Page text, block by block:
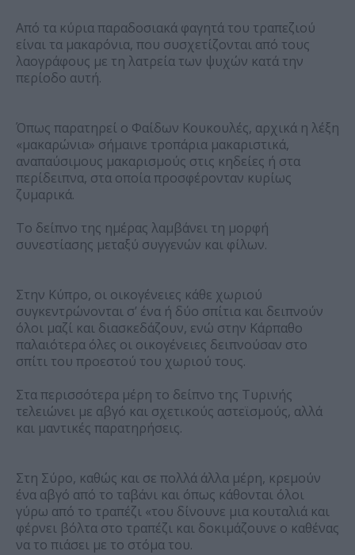
Από τα κύρια παραδοσιακά φαγητά του τραπεζιού
είναι τα μακαρόνια, που συσχετίζονται από τους
λαογράφους με τη λατρεία των ψυχών κατά την
περίοδο αυτή.
Όπως παρατηρεί ο Φαίδων Κουκουλές, αρχικά η λέξη
«μακαρώνια» σήμαινε τροπάρια μακαριστικά,
αναπαύσιμους μακαρισμούς στις κηδείες ή στα
περίδειπνα, στα οποία προσφέρονταν κυρίως
ζυμαρικά.
Το δείπνο της ημέρας λαμβάνει τη μορφή
συνεστίασης μεταξύ συγγενών και φίλων.
Στην Κύπρο, οι οικογένειες κάθε χωριού
συγκεντρώνονται σ’ ένα ή δύο σπίτια και δειπνούν
όλοι μαζί και διασκεδάζουν, ενώ στην Κάρπαθο
παλαιότερα όλες οι οικογένειες δειπνούσαν στο
σπίτι του προεστού του χωριού τους.
Στα περισσότερα μέρη το δείπνο της Τυρινής
τελειώνει με αβγό και σχετικούς αστεϊσμούς, αλλά
και μαντικές παρατηρήσεις.
Στη Σύρο, καθώς και σε πολλά άλλα μέρη, κρεμούν
ένα αβγό από το ταβάνι και όπως κάθονται όλοι
γύρω από το τραπέζι «του δίνουνε μια κουταλιά και
φέρνει βόλτα στο τραπέζι και δοκιμάζουνε ο καθένας
να το πιάσει με το στόμα του.